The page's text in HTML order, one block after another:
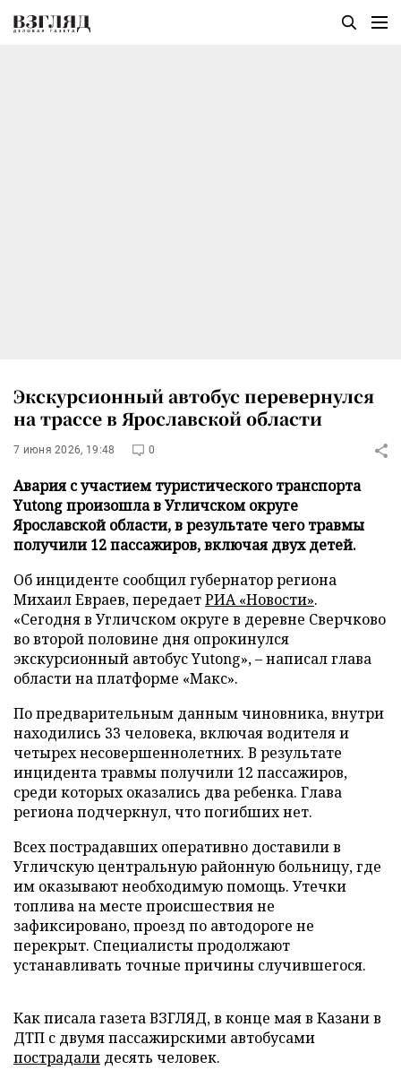
Экскурсионный автобус перевернулся
на трассе в Ярославской области
7 июня 2026, 19:48 0
Авария с участием туристического транспорта
Yutong произошла в Угличском округе
Ярославской области, в результате чего травмы
получили 12 пассажиров, включая двух детей.
Об инциденте сообщил губернатор региона
Михаил Евраев, передаетРИА «Новости».
«Сегодня в Угличском округе в деревне Сверчково
во второй половине дня опрокинулся
экскурсионный автобус Yutong», – написал глава
области на платформе «Макс».
По предварительным данным чиновника, внутри
находились 33 человека, включая водителя и
четырех несовершеннолетних. В результате
инцидента травмы получили 12 пассажиров,
среди которых оказались два ребенка. Глава
региона подчеркнул, что погибших нет.
Всех пострадавших оперативно доставили в
Угличскую центральную районную больницу, где
им оказывают необходимую помощь. Утечки
топлива на месте происшествия не
зафиксировано, проезд по автодороге не
перекрыт. Специалисты продолжают
устанавливать точные причины случившегося.
Как писала газета ВЗГЛЯД, в конце мая в Казани в
ДТП с двумя пассажирскими автобусами
пострадали десять человек.